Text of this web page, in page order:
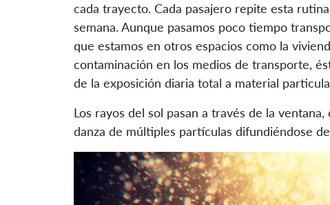
cada trayecto. Cada pasajero repite esta
semana. Aunque pasamos poco tiempo
que estamos en otros espacios como la
contaminación en los medios de transporte,
de la exposición diaria total a material
Los rayos del sol pasan a través de la
danza de múltiples partículas difundiéndose